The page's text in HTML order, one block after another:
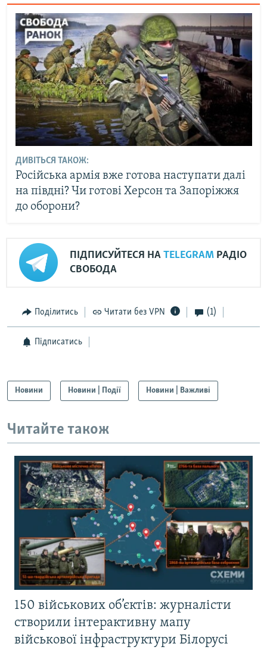
ДИВІТЬСЯ ТАКОЖ:
Російська армія вже готова наступати далі
на півдні? Чи готові Херсон та Запоріжжя
до оборони?
ПІДПИСУЙТЕСЯ НА TELEGRAM РАДІО
СВОБОДА
Поділитись Читати без VPN (1)
Підписатись
Новини Новини | Події Новини | Важливі
Читайте також
150 військових об’єктів: журналісти
створили інтерактивну мапу
військової інфраструктури Білорусі